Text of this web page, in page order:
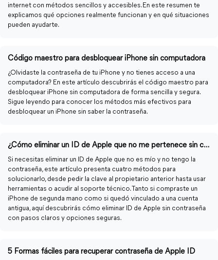
internet con métodos sencillos y accesibles. En este resumen te
explicamos qué opciones realmente funcionan y en qué situaciones
pueden ayudarte.
Código maestro para desbloquear iPhone sin computadora
¿Olvidaste la contraseña de tu iPhone y no tienes acceso a una
computadora? En este artículo descubrirás el código maestro para
desbloquear iPhone sin computadora de forma sencilla y segura.
Sigue leyendo para conocer los métodos más efectivos para
desbloquear un iPhone sin saber la contraseña.
¿Cómo eliminar un ID de Apple que no me pertenece sin contraseña?
Si necesitas eliminar un ID de Apple que no es mío y no tengo la
contraseña, este artículo presenta cuatro métodos para
solucionarlo, desde pedir la clave al propietario anterior hasta usar
herramientas o acudir al soporte técnico. Tanto si compraste un
iPhone de segunda mano como si quedó vinculado a una cuenta
antigua, aquí descubrirás cómo eliminar ID de Apple sin contraseña
con pasos claros y opciones seguras.
5 Formas fáciles para recuperar contraseña de Apple ID